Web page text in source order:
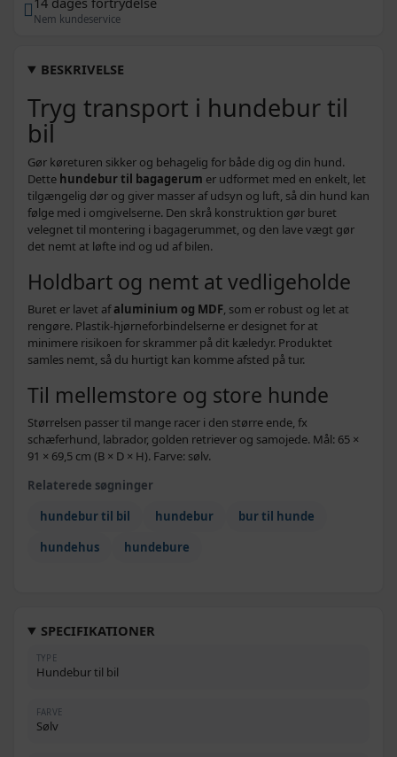
Nem kundeservice
BESKRIVELSE
Tryg transport i hundebur til
bil
Gør køreturen sikker og behagelig for både dig og din hund.
Dette hundebur til bagagerum er udformet med en enkelt, let
tilgængelig dør og giver masser af udsyn og luft, så din hund kan
følge med i omgivelserne. Den skrå konstruktion gør buret
velegnet til montering i bagagerummet, og den lave vægt gør
det nemt at løfte ind og ud af bilen.
Holdbart og nemt at vedligeholde
Buret er lavet afaluminium og MDF, som er robust og let at
rengøre. Plastik-hjørneforbindelserne er designet for at
minimere risikoen for skrammer på dit kæledyr. Produktet
samles nemt, så du hurtigt kan komme afsted på tur.
Til mellemstore og store hunde
Størrelsen passer til mange racer i den større ende, fx
schæferhund, labrador, golden retriever og samojede. Mål: 65 ×
91 × 69,5 cm (B × D × H). Farve: sølv.
Relaterede søgninger
hundebur til bil
hundebur
bur til hunde
hundehus
hundebure
SPECIFIKATIONER
TYPE
Hundebur til bil
FARVE
Sølv